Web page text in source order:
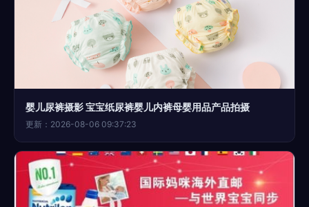
婴儿尿裤摄影 宝宝纸尿裤婴儿内裤母婴用品产品拍摄
更新：2026-08-06 09:37:23